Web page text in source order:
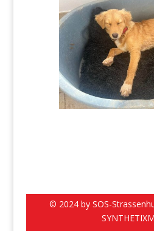
© 2024 by SOS-